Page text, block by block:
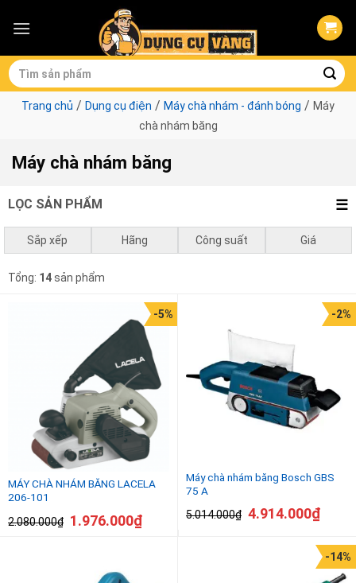
Tìm
kiếm:
Trang chủ / Dụng cụ điện / Máy chà nhám - đánh bóng / Máy
chà nhám băng
Máy chà nhám băng
LỌC SẢN PHẨM
Sắp xếp
Mặc định
Hãng
Bosch
Công suất
0 - 750w
Giá
0₫-1.000.000₫
10.000.000₫
-2.689.000
Tổng: 14sản phẩm
MÁY CHÀ NHÁM BĂNG LACELA
206-101
2.080.000₫
-5%
1.976.000₫
Máy chà nhám băng Bosch GBS
75 A
5.014.000₫
-2%
4.914.000₫
-14%